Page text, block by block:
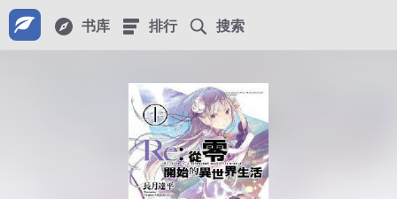
书库 排行 搜索